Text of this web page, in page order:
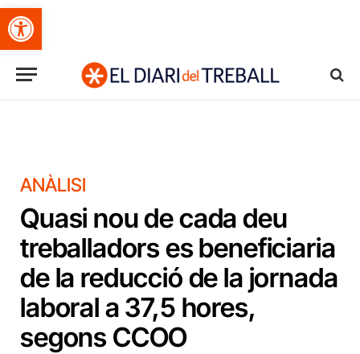
Obre la barra d'eines
ANÀLISI
Quasi nou de cada deu
treballadors es beneficiaria
de la reducció de la jornada
laboral a 37,5 hores,
segons CCOO